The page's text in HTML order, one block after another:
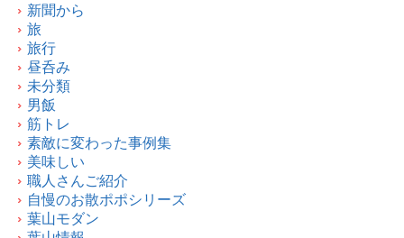
新聞から
旅
旅行
昼呑み
未分類
男飯
筋トレ
素敵に変わった事例集
美味しい
職人さんご紹介
自慢のお散ポポシリーズ
葉山モダン